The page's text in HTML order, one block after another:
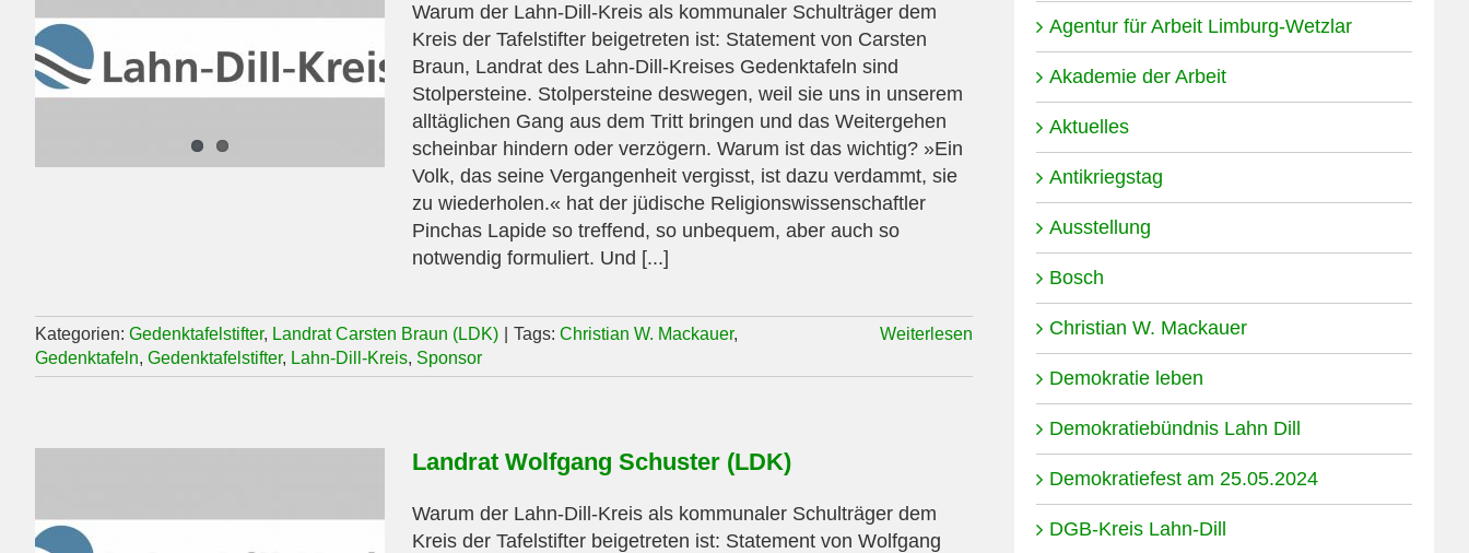
Warum der Lahn-Dill-Kreis als kommunaler Schulträger dem
Kreis der Tafelstifter beigetreten ist: Statement von Carsten
Braun, Landrat des Lahn-Dill-Kreises Gedenktafeln sind
Stolpersteine. Stolpersteine deswegen, weil sie uns in unserem
alltäglichen Gang aus dem Tritt bringen und das Weitergehen
scheinbar hindern oder verzögern. Warum ist das wichtig? »Ein
Volk, das seine Vergangenheit vergisst, ist dazu verdammt, sie
zu wiederholen.« hat der jüdische Religionswissenschaftler
Pinchas Lapide so treffend, so unbequem, aber auch so
notwendig formuliert. Und [...]
Kategorien: Gedenktafelstifter, Landrat Carsten Braun (LDK) Tags: Christian W. Mackauer,
Gedenktafeln, Gedenktafelstifter, Lahn-Dill-Kreis, Sponsor
Weiterlesen
Landrat Wolfgang Schuster (LDK)
Warum der Lahn-Dill-Kreis als kommunaler Schulträger dem
Kreis der Tafelstifter beigetreten ist: Statement von Wolfgang
Agentur für Arbeit Limburg-Wetzlar
Akademie der Arbeit
Aktuelles
Antikriegstag
Ausstellung
Bosch
Christian W. Mackauer
Demokratie leben
Demokratiebündnis Lahn Dill
Demokratiefest am 25.05.2024
DGB-Kreis Lahn-Dill